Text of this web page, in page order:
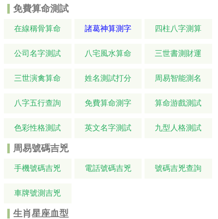
免費算命測試
在線稱骨算命 諸葛神算測字 四柱八字測算
公司名字測試 八宅風水算命 三世書測財運
三世演禽算命 姓名測試打分 周易智能測名
八字五行查詢 免費算命測字 算命游戲測試
色彩性格測試 英文名字測試 九型人格測試
周易號碼吉兇
手機號碼吉兇 電話號碼吉兇 號碼吉兇查詢
車牌號測吉兇
生肖星座血型